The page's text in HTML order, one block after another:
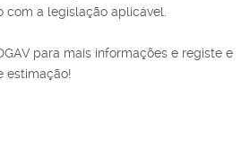
com a legislação aplicável.
para mais informações e registe e
estimação!